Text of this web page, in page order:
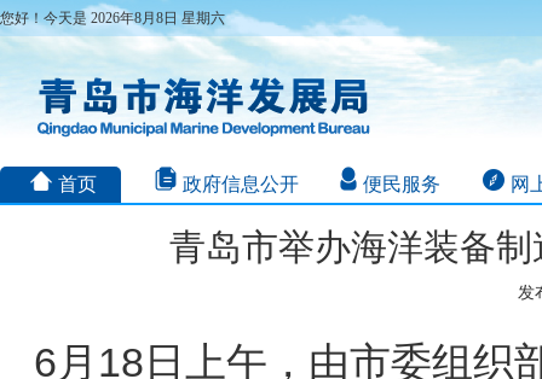
您好！今天是 2026年8月8日 星期六
首页 政府信息公开 便民服务 网
青岛市举办海洋装备
发
6月18日上午，由市委组织